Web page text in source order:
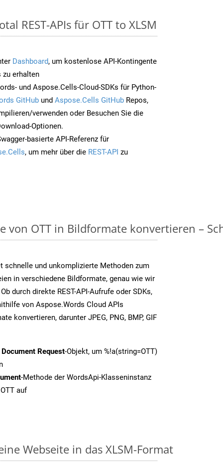
REST-APIs für OTT to XLSM
Dashboard, um kostenlose API-Kontingente
erhalten
und Aspose.Cells-Cloud-SDKs für Python-
GitHub und Aspose.Cells GitHub Repos,
verwenden oder Besuchen Sie die
Optionen.
basierte API-Referenz für
, um mehr über die REST-API zu
von OTT in Bildformate konvertieren –
schnelle und unkomplizierte Methoden zum
in verschiedene Bildformate, genau wie wir
durch direkte REST-API-Aufrufe oder SDKs,
von Aspose.Words Cloud APIs
konvertieren, darunter JPEG, PNG, BMP, GIF
Request-Objekt, um %!a(string=OTT)
-Methode der WordsApi-Klasseninstanz
auf
Webseite in das XLSM-Format